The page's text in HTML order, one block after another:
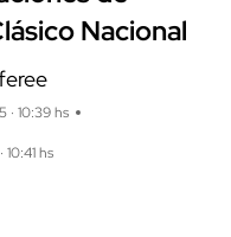
Nacional
10:39 hs
hs